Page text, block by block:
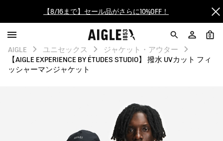
【最大50%OFF】FINAL SALEがスタート！
ログイン/会員登録で送料＆返品無料
AIGLE CLUB ポイントサービス終了のお知らせ
【最大50%OFF】FINAL SALEがスタート！
ログイン/会員登録で送料＆返品無料
0
AIGLE ユニセックス
ジャケット・アウター
【AIGLE EXPERIENCE BY ÉTUDES STUDIO】 撥水 UVカット フィ
ッシャーマンジャケット